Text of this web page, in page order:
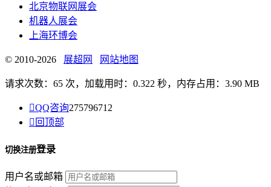
北京物联网展会
机器人展会
上海环博会
© 2010-2026 展超网 网站地图
请求次数：65 次，加载用时：0.322 秒，内存占用：3.90 MB
QQ咨询275796712
 回顶部
切换注册登录
用户名或邮箱